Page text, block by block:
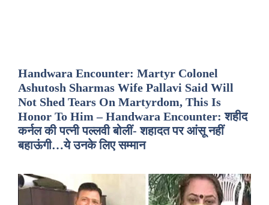
Handwara Encounter: Martyr Colonel
Ashutosh Sharmas Wife Pallavi Said Will
Not Shed Tears On Martyrdom, This Is
Honor To Him – Handwara Encounter: शहीद
कर्नल की पत्नी पल्लवी बोलीं- शहादत पर आंसू नहीं
बहाऊंगी…ये उनके लिए सम्मान